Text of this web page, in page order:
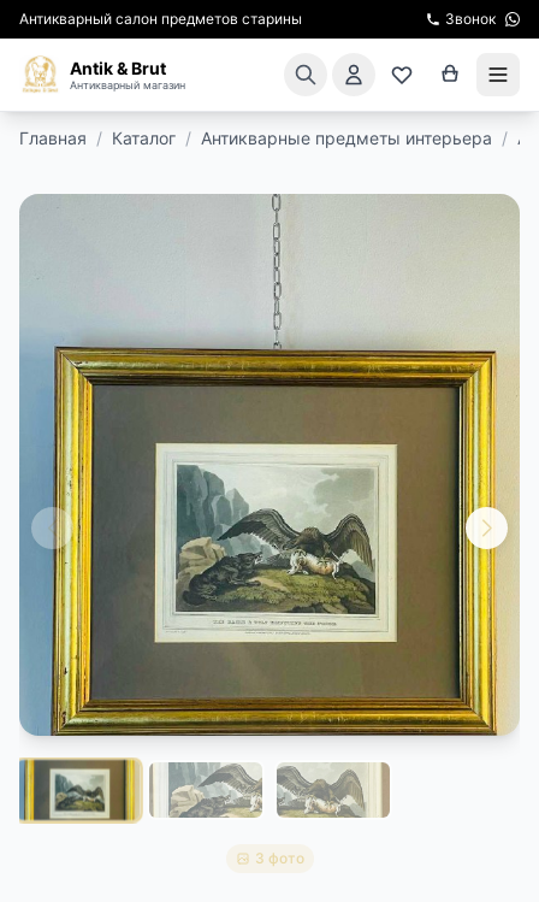
Антикварный салон предметов старины Звонок
Antik & Brut
Антикварный магазин
КИНОСЪЕМКА
ЭКСКУРСИИ
РЕСТАВРАЦИЯ
КУРСЫ ПО РЕСТАВРАЦИИ
КОНТАКТЫ
ДОСТАВКА И ОПЛАТА
Главная / Каталог / Антикварные предметы интерьера /
3 фото